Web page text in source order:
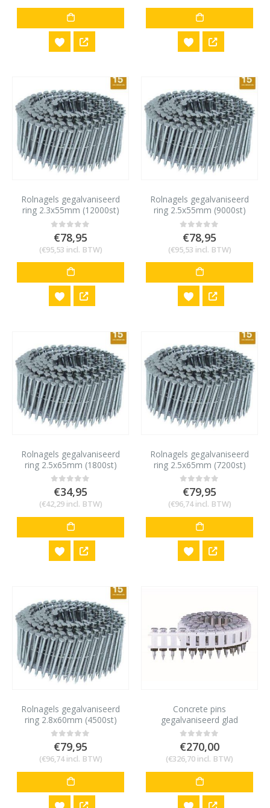
Rolnagels gegalvaniseerd
ring 2.3x55mm (12000st)
0out of 5
€78,95
(€95,53 incl. BTW)
Rolnagels gegalvaniseerd
ring 2.5x55mm (9000st)
0out of 5
€78,95
(€95,53 incl. BTW)
Rolnagels gegalvaniseerd
ring 2.5x65mm (1800st)
0out of 5
€34,95
(€42,29incl. BTW)
Rolnagels gegalvaniseerd
ring 2.5x65mm (7200st)
0out of 5
€79,95
(€96,74incl. BTW)
Rolnagels gegalvaniseerd
ring 2.8x60mm (4500st)
0out of 5
€79,95
(€96,74incl. BTW)
Concrete pins
gegalvaniseerd glad
15×2,5mm (2000st)
0out of 5
€270,00
(€326,70 incl. BTW)